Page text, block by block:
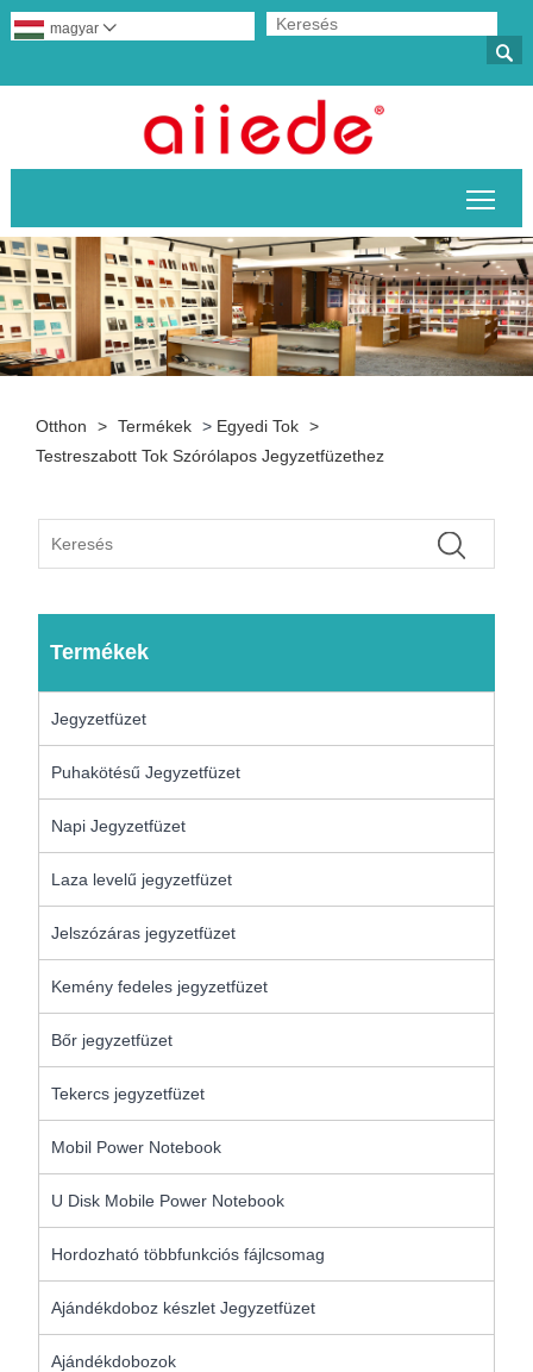

magyar 
Otthon > Termékek > Egyedi Tok >
Testreszabott Tok Szórólapos Jegyzetfüzethez
Termékek
Jegyzetfüzet
Puhakötésű Jegyzetfüzet
Napi Jegyzetfüzet
Laza levelű jegyzetfüzet
Jelszózáras jegyzetfüzet
Kemény fedeles jegyzetfüzet
Bőr jegyzetfüzet
Tekercs jegyzetfüzet
Mobil Power Notebook
U Disk Mobile Power Notebook
Hordozható többfunkciós fájlcsomag
Ajándékdoboz készlet Jegyzetfüzet
Ajándékdobozok